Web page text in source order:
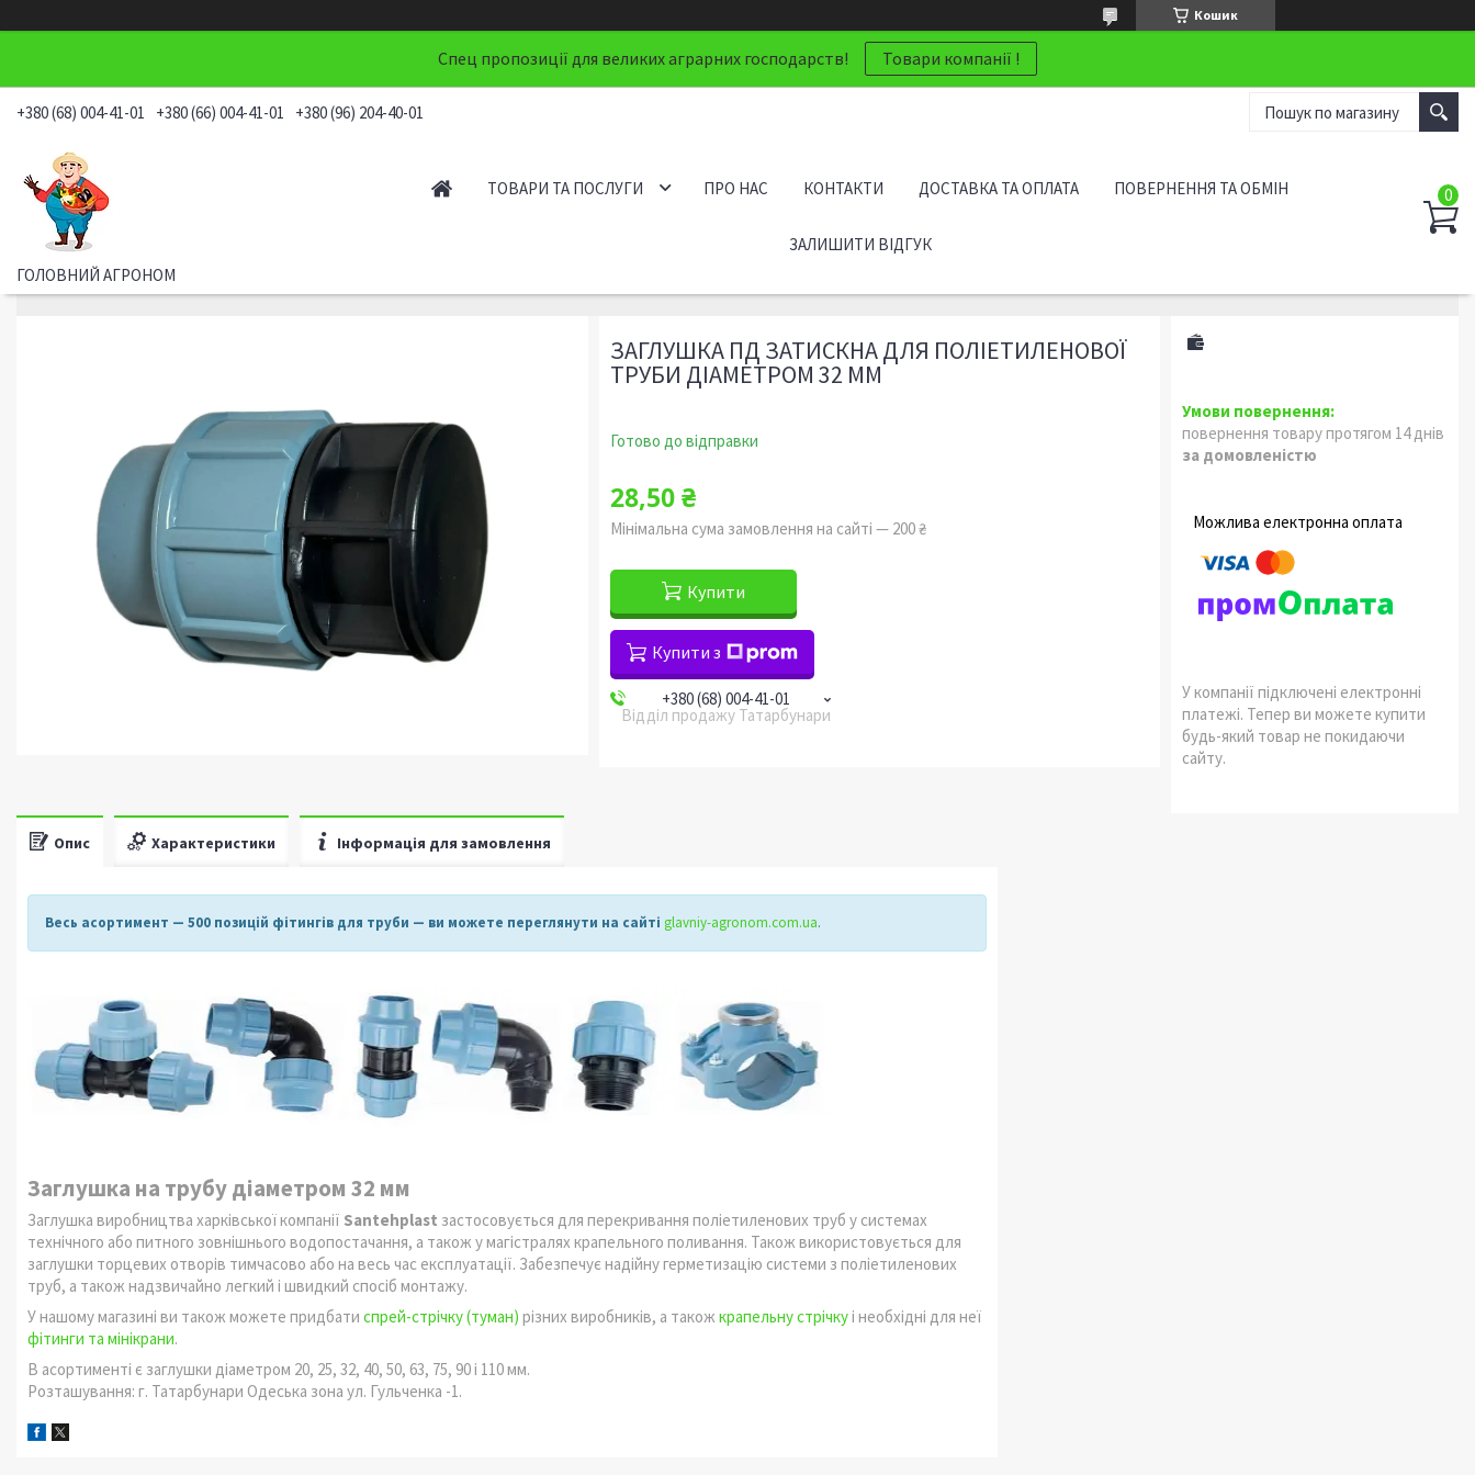
Кошик
Спец пропозиції для великих аграрних господарств! Товари компанії !
+380 (68) 004-41-01 +380 (66) 004-41-01 +380 (96) 204-40-01
ГОЛОВНИЙ АГРОНОМ
ТОВАРИ ТА ПОСЛУГИ ПРО НАС КОНТАКТИ ДОСТАВКА ТА ОПЛАТА ПОВЕРНЕННЯ ТА ОБМІН
ЗАЛИШИТИ ВІДГУК
ЗАГЛУШКА ПД ЗАТИСКНА ДЛЯ ПОЛІЕТИЛЕНОВОЇ
ТРУБИ ДІАМЕТРОМ 32 ММ
Готово до відправки
28,50 ₴
Мінімальна сума замовлення на сайті — 200 ₴
Купити
Купити з
+380 (68) 004-41-01
Відділ продажу Татарбунари
повернення товару протягом 14 днів
за домовленістю
У компанії підключені електронні
платежі. Тепер ви можете купити
будь-який товар не покидаючи
сайту.
Опис Характеристики Інформація для замовлення
Весь асортимент — 500 позицій фітингів для труби — ви можете переглянути на сайті glavniy-agronom.com.ua​.
Заглушка на трубу діаметром 32 мм
Заглушка виробництва харківської компанії Santehplast застосовується для перекривання поліетиленових труб у системах
технічного або питного зовнішнього водопостачання, а також у магістралях крапельного поливання. Також використовується для
заглушки торцевих отворів тимчасово або на весь час експлуатації. Забезпечує надійну герметизацію системи з поліетиленових
труб, а також надзвичайно легкий і швидкий спосіб монтажу.
У нашому магазині ви також можете придбати спрей-стрічку (туман) різних виробників, а також крапельну стрічкуі необхідні для неї
фітинги та мінікрани.
В асортименті є заглушки діаметром 20, 25, 32, 40, 50, 63, 75, 90 і 110 мм.
Розташування: г. Татарбунари Одеська зона ул. Гульченка -1.